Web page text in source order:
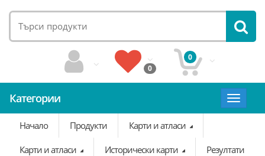
0
0
Категории
Toggle
Начало
Продукти Карти и атласи
Карти и атласи Исторически карти Резултати